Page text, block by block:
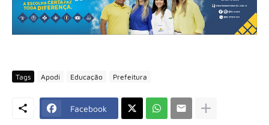
Tags Apodi Educação Prefeitura
Facebook